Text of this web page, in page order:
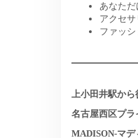
あなただ
アクセ
ファッ
上小田井駅から
名古屋西区プ
MADISON-マデ